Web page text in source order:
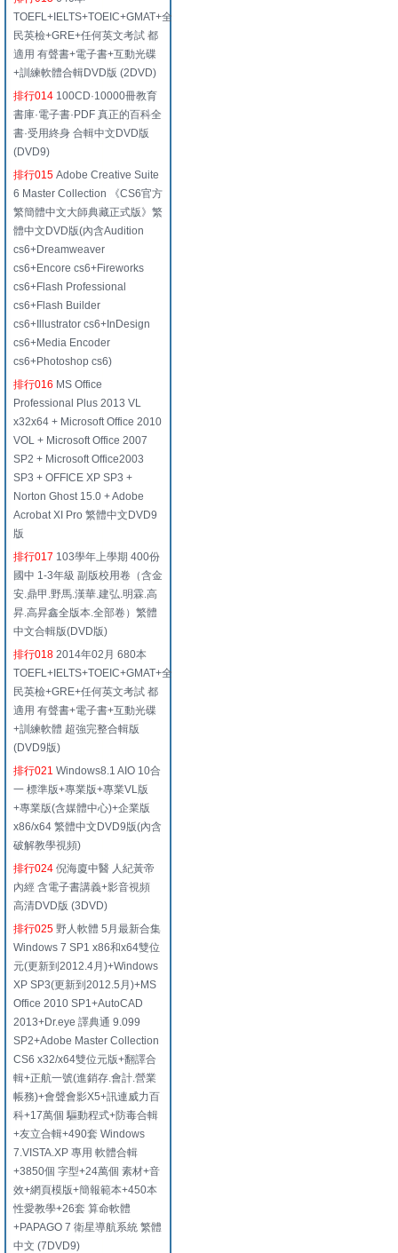
TOEFL+IELTS+TOEIC+GMAT+全
民英檢+GRE+任何英文考試 都
適用 有聲書+電子書+互動光碟
+訓練軟體合輯DVD版 (2DVD)
排行014 100CD·10000冊教育
書庫·電子書·PDF 真正的百科全
書·受用終身 合輯中文DVD版
(DVD9)
排行015 Adobe Creative Suite
6 Master Collection 《CS6官方
繁簡體中文大師典藏正式版》繁
體中文DVD版(內含Audition
cs6+Dreamweaver
cs6+Encore cs6+Fireworks
cs6+Flash Professional
cs6+Flash Builder
cs6+Illustrator cs6+InDesign
cs6+Media Encoder
cs6+Photoshop cs6)
排行016 MS Office
Professional Plus 2013 VL
x32x64 + Microsoft Office 2010
VOL + Microsoft Office 2007
SP2 + Microsoft Office2003
SP3 + OFFICE XP SP3 +
Norton Ghost 15.0 + Adobe
Acrobat XI Pro 繁體中文DVD9
版
排行017 103學年上學期 400份
國中 1-3年級 副版校用卷（含金
安.鼎甲.野馬.漢華.建弘.明霖.高
昇.高昇鑫全版本.全部卷）繁體
中文合輯版(DVD版)
排行018 2014年02月 680本
TOEFL+IELTS+TOEIC+GMAT+全
民英檢+GRE+任何英文考試 都
適用 有聲書+電子書+互動光碟
+訓練軟體 超強完整合輯版
(DVD9版)
排行021 Windows8.1 AIO 10合
一 標準版+專業版+專業VL版
+專業版(含媒體中心)+企業版
x86/x64 繁體中文DVD9版(內含
破解教學視頻)
排行024 倪海廈中醫 人紀黃帝
內經 含電子書講義+影音視頻
高清DVD版 (3DVD)
排行025 野人軟體 5月最新合集
Windows 7 SP1 x86和x64雙位
元(更新到2012.4月)+Windows
XP SP3(更新到2012.5月)+MS
Office 2010 SP1+AutoCAD
2013+Dr.eye 譯典通 9.099
SP2+Adobe Master Collection
CS6 x32/x64雙位元版+翻譯合
輯+正航一號(進銷存.會計.營業
帳務)+會聲會影X5+訊連威力百
科+17萬個 驅動程式+防毒合輯
+友立合輯+490套 Windows
7.VISTA.XP 專用 軟體合輯
+3850個 字型+24萬個 素材+音
效+網頁模版+簡報範本+450本
性愛教學+26套 算命軟體
+PAPAGO 7 衛星導航系統 繁體
中文 (7DVD9)